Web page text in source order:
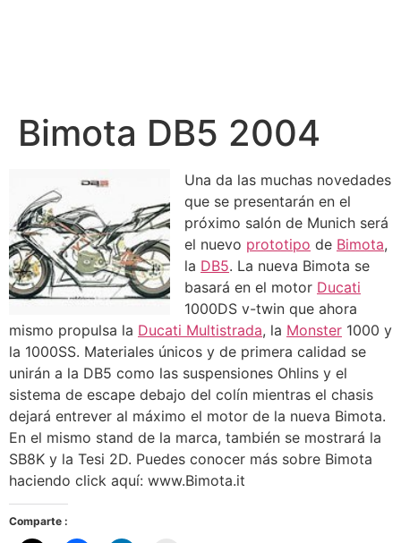
Bimota DB5 2004
Una da las muchas novedades
que se presentarán en el
próximo salón de Munich será
el nuevo prototipo de Bimota,
la DB5. La nueva Bimota se
basará en el motor Ducati
1000DS v-twin que ahora
mismo propulsa la Ducati Multistrada, la Monster 1000 y
la 1000SS. Materiales únicos y de primera calidad se
unirán a la DB5 como las suspensiones Ohlins y el
sistema de escape debajo del colín mientras el chasis
dejará entrever al máximo el motor de la nueva Bimota.
En el mismo stand de la marca, también se mostrará la
SB8K y la Tesi 2D. Puedes conocer más sobre Bimota
haciendo click aquí: www.Bimota.it
Comparte :